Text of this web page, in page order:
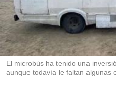
a
r
t
i
r
El microbús ha tenido una
aunque todavía le faltan algunas